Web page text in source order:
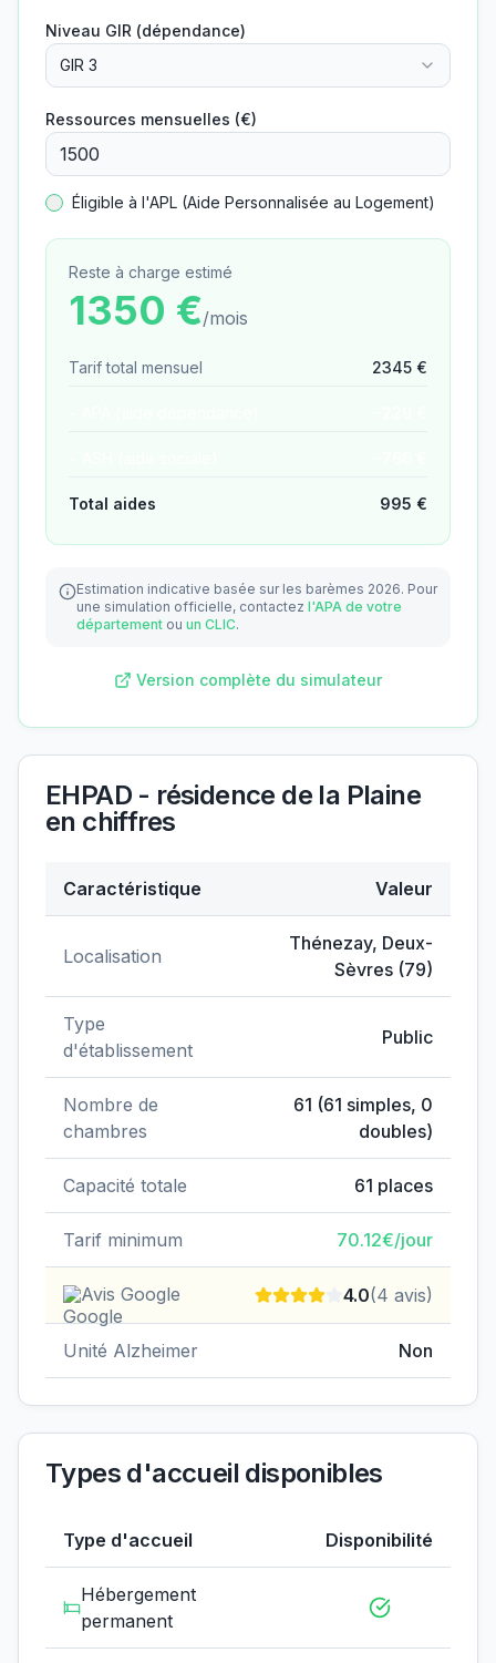
Niveau GIR (dépendance)
GIR 3
Ressources mensuelles (€)
Éligible à l'APL (Aide Personnalisée au Logement)
Reste à charge estimé
1350 €/mois
Tarif total mensuel 2345 €
Total aides 995 €
Estimation indicative basée sur les barèmes 2026. Pour
une simulation officielle, contactez l'APA de votre
département ou un CLIC.
Version complète du simulateur
EHPAD - résidence de la Plaine
en chiffres
Caractéristique Valeur
Localisation
Thénezay, Deux-
Sèvres (79)
Type
d'établissement
Public
Nombre de
chambres
61 (61 simples, 0
doubles)
Capacité totale 61 places
Tarif minimum 70.12€/jour
Avis Google 4.0(4 avis)
Unité Alzheimer Non
Types d'accueil disponibles
Type d'accueil Disponibilité
Hébergement
permanent